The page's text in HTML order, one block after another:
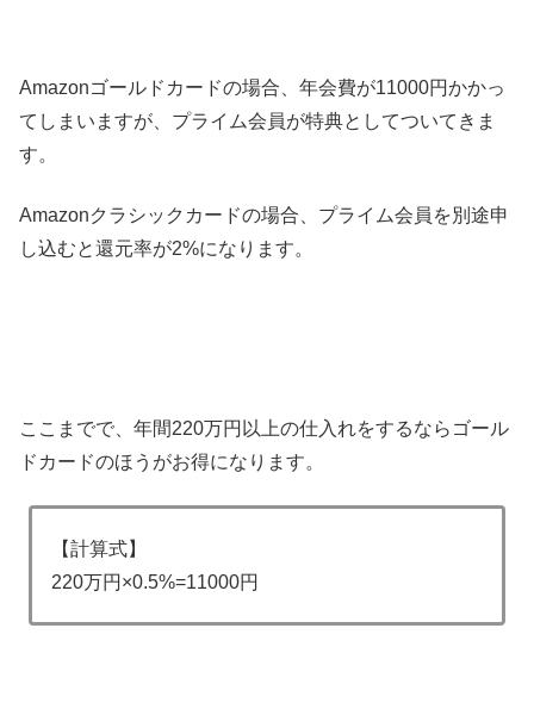
Amazonゴールドカードの場合、年会費が11000円かかっ
てしまいますが、プライム会員が特典としてついてきま
す。
Amazonクラシックカードの場合、プライム会員を別途申
し込むと還元率が2%になります。
ここまでで、年間220万円以上の仕入れをするならゴール
ドカードのほうがお得になります。
【計算式】
220万円×0.5%=11000円